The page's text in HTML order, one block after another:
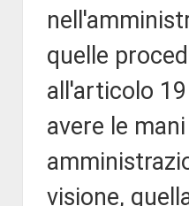
quelle
all'articolo
avere le
visione,